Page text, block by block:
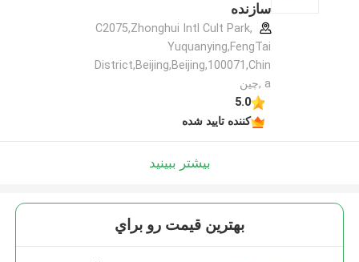
سازنده
C2075,Zhonghui Intl Cult Park,
Yuquanying,FengTai
District,Beijing,Beijing,100071,Chin
a ,چین
5.0
کننده تایید شده
بیشتر ببینید
بهترين قيمت رو براي